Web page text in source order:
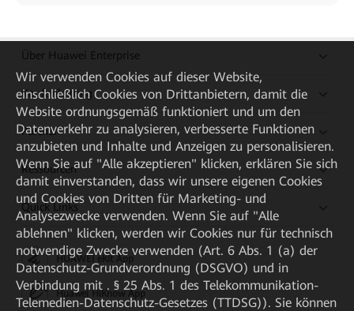
Über Huawei Enterprise
Kaufanleitung
Partner
Ressourcen
Quick Links
HUAWEI eKit App
Huawei HiKnow App
Wir verwenden Cookies auf dieser Website,
einschließlich Cookies von Drittanbietern, damit die
Website ordnungsgemäß funktioniert und um den
Datenverkehr zu analysieren, verbesserte Funktionen
anzubieten und Inhalte und Anzeigen zu personalisieren.
Wenn Sie auf "Alle akzeptieren" klicken, erklären Sie sich
damit einverstanden, dass wir unsere eigenen Cookies
und Cookies von Dritten für Marketing- und
Analysezwecke verwenden. Wenn Sie auf "Alle
ablehnen" klicken, werden wir Cookies nur für technisch
notwendige Zwecke verwenden (Art. 6 Abs. 1 (a) der
Datenschutz-Grundverordnung (DSGVO) und in
Verbindung mit . § 25 Abs. 1 des Telekommunikation-
Telemedien-Datenschutz-Gesetzes (TTDSG)). Sie können